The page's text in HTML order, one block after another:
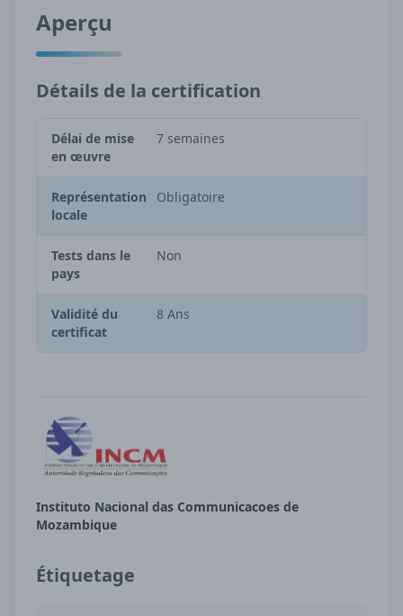
Aperçu
Détails de la certification
Délai de mise
en œuvre
7 semaines
Représentation
locale
Obligatoire
Tests dans le
pays
Non
Validité du
certificat
8 Ans
Instituto Nacional das Communicacoes de
Mozambique
Étiquetage